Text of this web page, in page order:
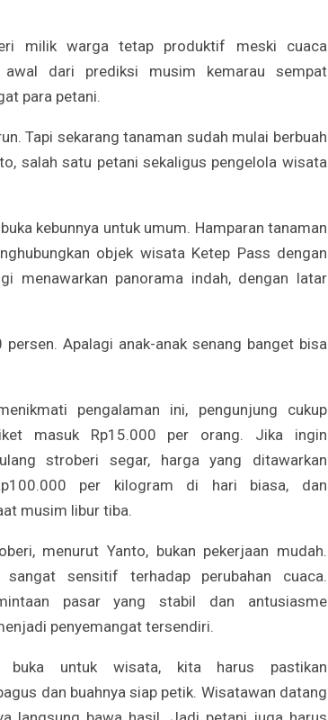
milik warga tetap produktif meski cuaca
dari prediksi musim kemarau sempat
para petani.
Tapi sekarang tanaman sudah mulai berbuah
salah satu petani sekaligus pengelola wisata
kebunnya untuk umum. Hamparan tanaman
objek wisata Ketep Pass dengan
menawarkan panorama indah, dengan latar
Apalagi anak-anak senang banget bisa
pengalaman ini, pengunjung cukup
masuk Rp15.000 per orang. Jika ingin
stroberi segar, harga yang ditawarkan
per kilogram di hari biasa, dan
musim libur tiba.
menurut Yanto, bukan pekerjaan mudah.
sangat sensitif terhadap perubahan cuaca.
pasar yang stabil dan antusiasme
penyemangat tersendiri.
buka untuk wisata, kita harus pastikan
dan buahnya siap petik. Wisatawan datang